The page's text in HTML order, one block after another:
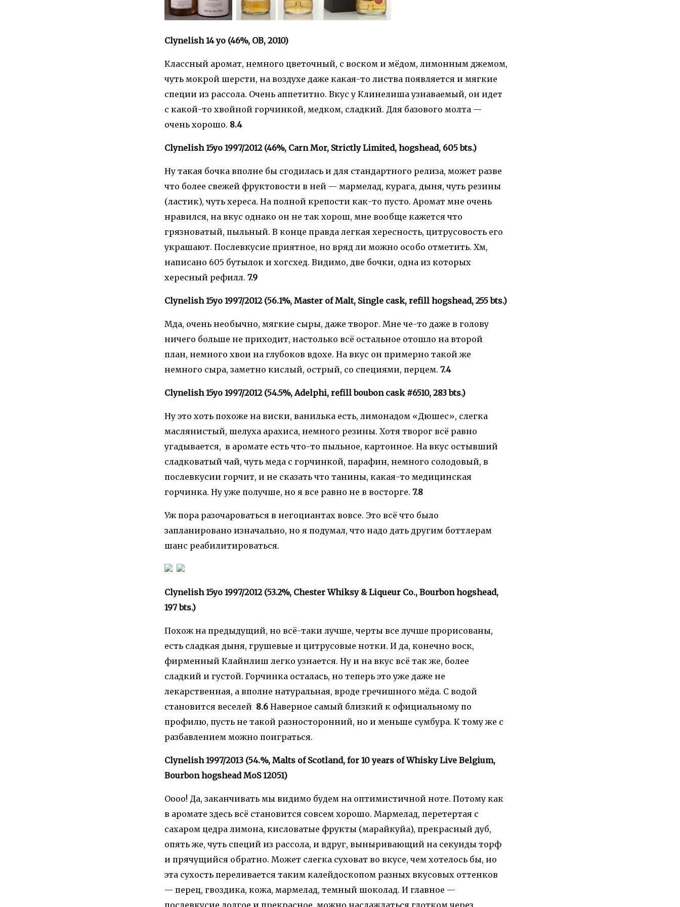
Clynelish 14 yo (46%, OB, 2010)
Классный аромат, немного цветочный, с воском и мёдом, лимонным джемом,
чуть мокрой шерсти, на воздухе даже какая-то листва появляется и мягкие
специи из рассола. Очень аппетитно. Вкус у Клинелиша узнаваемый, он идет
с какой-то хвойной горчинкой, медком, сладкий. Для базового молта —
очень хорошо. 8.4
Clynelish 15yo 1997/2012 (46%, Carn Mor, Strictly Limited, hogshead, 605 bts.)
Ну такая бочка вполне бы сгодилась и для стандартного релиза, может разве
что более свежей фруктовости в ней — мармелад, курага, дыня, чуть резины
(ластик), чуть хереса. На полной крепости как-то пусто. Аромат мне очень
нравился, на вкус однако он не так хорош, мне вообще кажется что
грязноватый, пыльный. В конце правда легкая хересность, цитрусовость его
украшают. Послевкусие приятное, но вряд ли можно особо отметить. Хм,
написано 605 бутылок и хогсхед. Видимо, две бочки, одна из которых
хересный рефилл. 7.9
Clynelish 15yo 1997/2012 (56.1%, Master of Malt, Single cask, refill hogshead, 255 bts.)
Мда, очень необычно, мягкие сыры, даже творог. Мне че-то даже в голову
ничего больше не приходит, настолько всё остальное отошло на второй
план, немного хвои на глубоков вдохе. На вкус он примерно такой же
немного сыра, заметно кислый, острый, со специями, перцем. 7.4
Clynelish 15yo 1997/2012 (54.5%, Adelphi, refill boubon cask #6510, 283 bts.)
Ну это хоть похоже на виски, ванилька есть, лимонадом «Дюшес», слегка
маслянистый, шелуха арахиса, немного резины. Хотя творог всё равно
угадывается, в аромате есть что-то пыльное, картонное. На вкус остывший
сладковатый чай, чуть меда с горчинкой, парафин, немного солодовый, в
послевкусии горчит, и не сказать что танины, какая-то медицинская
горчинка. Ну уже получше, но я все равно не в восторге. 7.8
Уж пора разочароваться в негоциантах вовсе. Это всё что было
запланировано изначально, но я подумал, что надо дать другим боттлерам
шанс реабилитироваться.
Clynelish 15yo 1997/2012 (53.2%, Chester Whiksy & Liqueur Co., Bourbon hogshead,
197 bts.)
Похож на предыдущий, но всё-таки лучше, черты все лучше прорисованы,
есть сладкая дыня, грушевые и цитрусовые нотки. И да, конечно воск,
фирменный Клайнлиш легко узнается. Ну и на вкус всё так же, более
сладкий и густой. Горчинка осталась, но теперь это уже даже не
лекарственная, а вполне натуральная, вроде гречишного мёда. C водой
становится веселей 8.6 Наверное самый близкий к официальному по
профилю, пусть не такой разносторонний, но и меньше сумбура. К тому же с
разбавлением можно поиграться.
Clynelish 1997/2013 (54.%, Malts of Scotland, for 10 years of Whisky Live Belgium,
Bourbon hogshead MoS 12051)
Оооо! Да, заканчивать мы видимо будем на оптимистичной ноте. Потому как
в аромате здесь всё становится совсем хорошо. Мармелад, перетертая с
сахаром цедра лимона, кисловатые фрукты (марайкуйа), прекрасный дуб,
опять же, чуть специй из рассола, и вдруг, выныривающий на секунды торф
и прячущийся обратно. Может слегка суховат во вкусе, чем хотелось бы, но
эта сухость переливается таким калейдоскопом разных вкусовых оттенков
— перец, гвоздика, кожа, мармелад, темный шоколад. И главное —
послевкусие долгое и прекрасное, можно наслаждаться глотком через